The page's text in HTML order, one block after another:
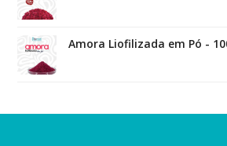
Amora Liofilizada em Pó -